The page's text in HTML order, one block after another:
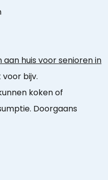
huis voor senioren in
voor bijv.
koken of
Doorgaans